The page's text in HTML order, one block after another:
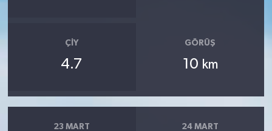
ÇIY
4.7
GÖRÜŞ
10 km
23 MART 24 MART